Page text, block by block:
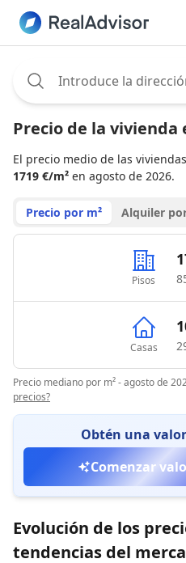
Precio de la vivienda
El precio medio de las
1719 €/m² en agosto de 2026.
Precio por m² Alquiler
Pisos
Casas
Precio mediano por m² - agosto de
precios?
Obtén una
Comenzar
Evolución de los
tendencias del